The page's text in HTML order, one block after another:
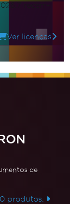
de
instalar a
QR e
etapas
códigos
recém-
Ver licenças
de
produtos.